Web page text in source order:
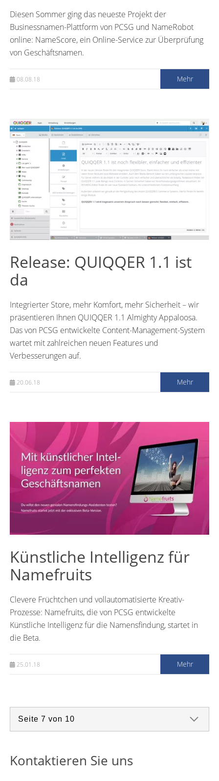
Diesen Sommer ging das neueste Projekt der
Businessnamen-Plattform von PCSG und NameRobot
online: NameScore, ein Online-Service zur Überprüfung
von Geschäftsnamen.
08.08.18 Mehr
Release: QUIQQER 1.1 ist
da
Integrierter Store, mehr Komfort, mehr Sicherheit – wir
präsentieren Ihnen QUIQQER 1.1 Almighty Appaloosa.
Das von PCSG entwickelte Content-Management-System
wartet mit zahlreichen neuen Features und
Verbesserungen auf.
20.06.18 Mehr
Künstliche Intelligenz für
Namefruits
Clevere Früchtchen und vollautomatisierte Kreativ-
Prozesse: Namefruits, die von PCSG entwickelte
Künstliche Intelligenz für die Namensfindung, startet in
die Beta.
25.01.18 Mehr
Kontaktieren Sie uns